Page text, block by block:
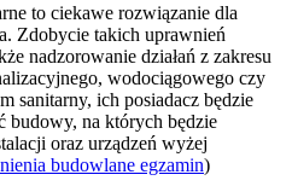
to ciekawe rozwiązanie dla
Zdobycie takich uprawnień
nadzorowanie działań z zakresu
wodociągowego czy
sanitarny, ich posiadacz będzie
budowy, na których będzie
oraz urządzeń wyżej
budowlane egzamin)